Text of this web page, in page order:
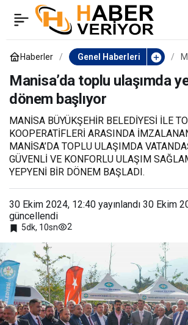
Haberler Genel Haberleri
Manisa’da toplu ulaşımda
dönem başlıyor
MANİSA BÜYÜKŞEHİR BELEDİYESİ İLE
KOOPERATİFLERİ ARASINDA
MANİSA’DA TOPLU ULAŞIMDA
GÜVENLİ VE KONFORLU ULAŞIM
YEPYENİ BİR DÖNEM BAŞLADI.
30 Ekim 2024, 12:40 yayınlandı 30 Ekim
güncellendi
5dk, 10sn 2
Köşk’te iki mahalle daha
doğalgaza kavuştu